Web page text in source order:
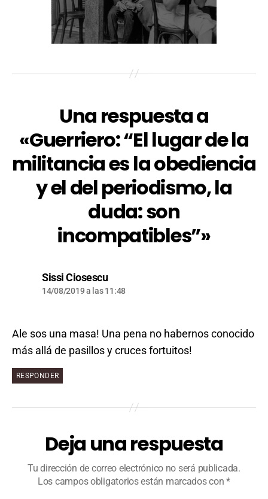
Una respuesta a
«Guerriero: “El lugar de la
militancia es la obediencia
y el del periodismo, la
duda: son
incompatibles”»
Sissi Ciosescu
14/08/2019 a las 11:48
Ale sos una masa! Una pena no habernos conocido
más allá de pasillos y cruces fortuitos!
RESPONDER
Deja una respuesta
Tu dirección de correo electrónico no será publicada.
Los campos obligatorios están marcados con*